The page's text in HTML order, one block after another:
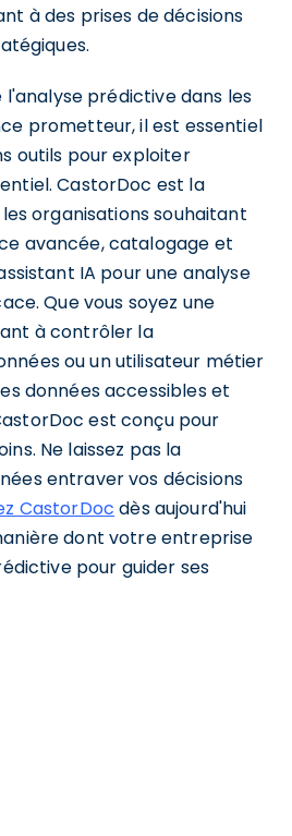
à des prises de décisions
l'analyse prédictive dans les
prometteur, il est essentiel
outils pour exploiter
CastorDoc est la
organisations souhaitant
avancée, catalogage et
IA pour une analyse
Que vous soyez une
à contrôler la
ou un utilisateur métier
données accessibles et
est conçu pour
Ne laissez pas la
entraver vos décisions
CastorDoc dès aujourd'hui
dont votre entreprise
pour guider ses